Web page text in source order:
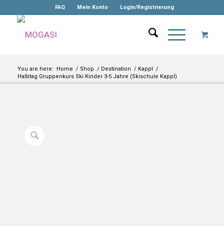
FAQ Mein Konto Login/Registrierung
You are here: Home / Shop / Destination / Kappl /
Halbtag Gruppenkurs Ski Kinder 3-5 Jahre (Skischule Kappl)